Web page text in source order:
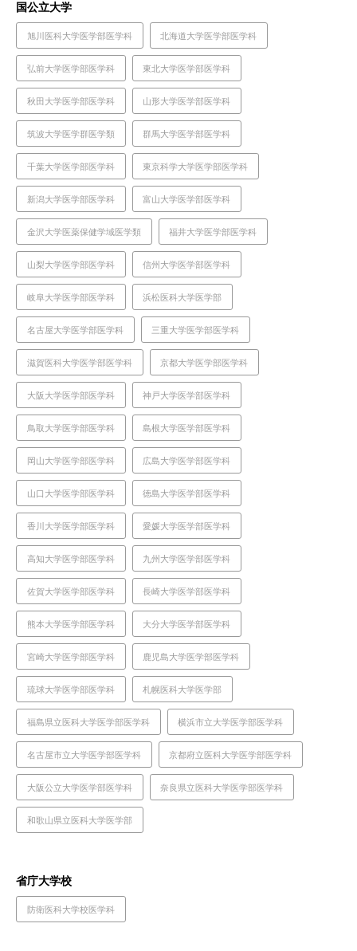
国公立大学
旭川医科大学医学部医学科 北海道大学医学部医学科
弘前大学医学部医学科 東北大学医学部医学科
秋田大学医学部医学科 山形大学医学部医学科
筑波大学医学群医学類 群馬大学医学部医学科
千葉大学医学部医学科 東京科学大学医学部医学科
新潟大学医学部医学科 富山大学医学部医学科
金沢大学医薬保健学域医学類 福井大学医学部医学科
山梨大学医学部医学科 信州大学医学部医学科
岐阜大学医学部医学科 浜松医科大学医学部
名古屋大学医学部医学科 三重大学医学部医学科
滋賀医科大学医学部医学科 京都大学医学部医学科
大阪大学医学部医学科 神戸大学医学部医学科
鳥取大学医学部医学科 島根大学医学部医学科
岡山大学医学部医学科 広島大学医学部医学科
山口大学医学部医学科 徳島大学医学部医学科
香川大学医学部医学科 愛媛大学医学部医学科
高知大学医学部医学科 九州大学医学部医学科
佐賀大学医学部医学科 長崎大学医学部医学科
熊本大学医学部医学科 大分大学医学部医学科
宮崎大学医学部医学科 鹿児島大学医学部医学科
琉球大学医学部医学科 札幌医科大学医学部
福島県立医科大学医学部医学科 横浜市立大学医学部医学科
名古屋市立大学医学部医学科 京都府立医科大学医学部医学科
大阪公立大学医学部医学科 奈良県立医科大学医学部医学科
和歌山県立医科大学医学部
省庁大学校
防衛医科大学校医学科